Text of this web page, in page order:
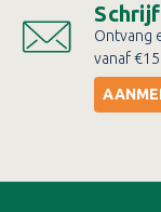
Ontvang
vanaf